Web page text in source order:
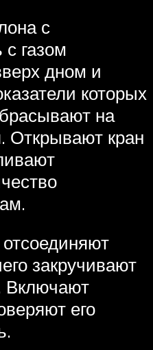
с
газом
дном и
которых
на
Открывают кран
закручивают
Включают
его